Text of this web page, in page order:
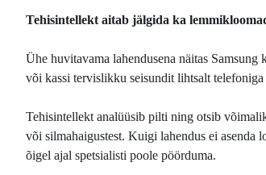
Tehisintellekt aitab jälgida ka
Ühe huvitavama lahendusena näitas
või kassi tervislikku seisundit lihtsalt
Tehisintellekt analüüsib pilti ning otsib
või silmahaigustest. Kuigi lahendus ei asenda
õigel ajal spetsialisti poole pöörduma.